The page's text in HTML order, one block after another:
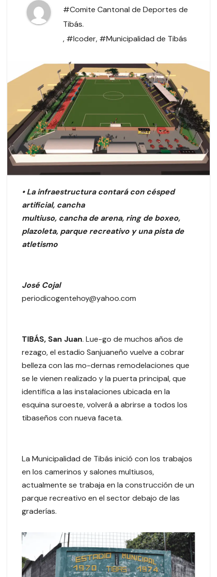
#Comite Cantonal de Deportes de
Tibás.
, #Icoder, #Municipalidad de Tibás
• La infraestructura contará con césped
artificial, cancha
multiuso, cancha de arena, ring de boxeo,
plazoleta, parque recreativo y una pista de
atletismo
José Cojal
periodicogentehoy@yahoo.com
TIBÁS, San Juan. Lue-go de muchos años de
rezago, el estadio Sanjuaneño vuelve a cobrar
belleza con las mo-dernas remodelaciones que
se le vienen realizado y la puerta principal, que
identifica a las instalaciones ubicada en la
esquina suroeste, volverá a abrirse a todos los
tibaseños con nueva faceta.
La Municipalidad de Tibás inició con los trabajos
en los camerinos y salones multiusos,
actualmente se trabaja en la construcción de un
parque recreativo en el sector debajo de las
graderías.